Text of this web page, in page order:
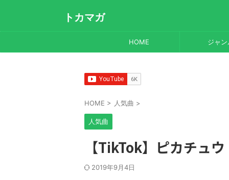
トカマガ
HOME ジャン
HOME > 人気曲 >
人気曲
【TikTok】ピカチュ
2019年9月4日